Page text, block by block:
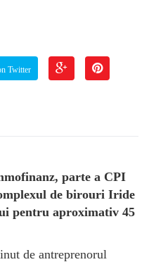
Twitter
parte a CPI
de birouri Iride
pentru aproximativ 45
de antreprenorul